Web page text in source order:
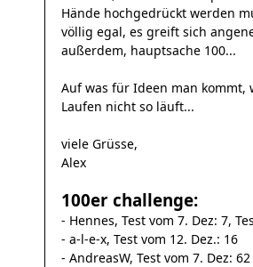
Hände hochgedrückt werden
völlig egal, es greift sich
außerdem, hauptsache 100...
Auf was für Ideen man kommt,
Laufen nicht so läuft...
viele Grüsse,
Alex
100er challenge:
- Hennes, Test vom 7. Dez: 7,
- a-l-e-x, Test vom 12. Dez.: 16
- AndreasW, Test vom 7. Dez: 62